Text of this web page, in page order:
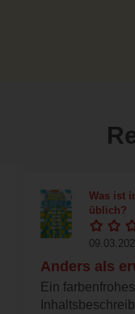
Was ist
üblich?
Anders als
Ein